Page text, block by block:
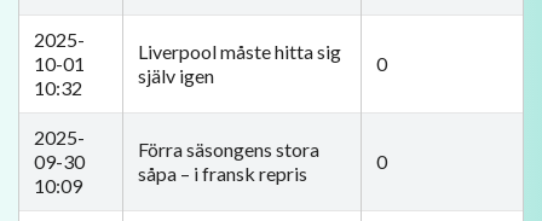
2025-
10-01
10:32
Liverpool måste hitta sig
själv igen
0
2025-
09-30
10:09
Förra säsongens stora
såpa – i fransk repris
0